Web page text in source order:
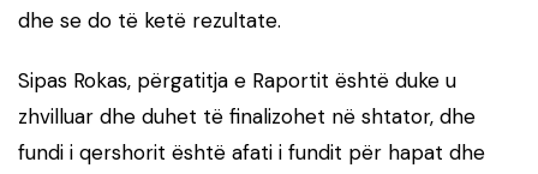
dhe se do të ketë rezultate.
Sipas Rokas, përgatitja e Raportit është duke u
zhvilluar dhe duhet të finalizohet në shtator, dhe
fundi i qershorit është afati i fundit për hapat dhe